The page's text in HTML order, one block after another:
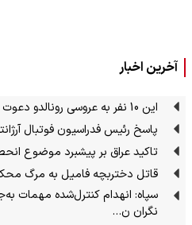
آخرین اخبار
این 10 نفر به عروسی رونالدو دعوت نمی‌شوند!
پاسخ رئیس فدراسیون فوتبال
تاکید عراق بر پیشبرد موضوع
قاتل دختربچه فامیل به مرگ
سپاه: انهدام کنترل‌شده مهمات
نگران ن…